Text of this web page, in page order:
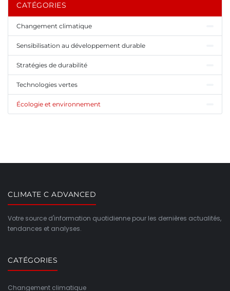
CATÉGORIES
Changement climatique
Sensibilisation au développement durable
Stratégies de durabilité
Technologies vertes
Écologie et environnement
CLIMATE C ADVANCED
Votre source d'information quotidienne pour les dernières actualités,
tendances et analyses.
CATÉGORIES
Changement climatique